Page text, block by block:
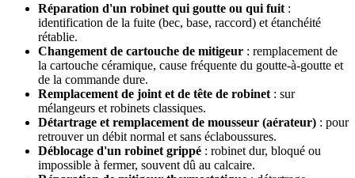
Réparation d'un robinet qui goutte ou qui fuit :
identification de la fuite (bec, base, raccord) et étanchéité
rétablie.
Changement de cartouche de mitigeur : remplacement de
la cartouche céramique, cause fréquente du goutte-à-goutte et
de la commande dure.
Remplacement de joint et de tête de robinet : sur
mélangeurs et robinets classiques.
Détartrage et remplacement de mousseur (aérateur) : pour
retrouver un débit normal et sans éclaboussures.
Déblocage d'un robinet grippé : robinet dur, bloqué ou
impossible à fermer, souvent dû au calcaire.